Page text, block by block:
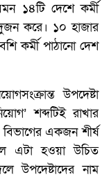
১৪টি দেশে কর্মী
করে। ১০ হাজার
কর্মী পাঠানো দেশ
উপদেষ্টা
শব্দটিই রাখার
বিভাগের একজন শীর্ষ
এটা হওয়া উচিত
উপদেষ্টাদের নাম